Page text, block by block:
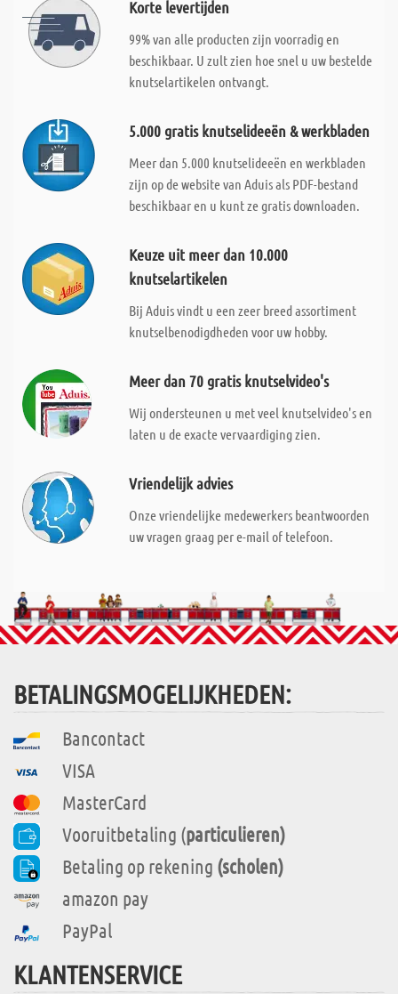
Korte levertijden
99% van alle producten zijn voorradig en
beschikbaar. U zult zien hoe snel u uw bestelde
knutselartikelen ontvangt.
5.000 gratis knutselideeën & werkbladen
Meer dan 5.000 knutselideeën en werkbladen
zijn op de website van Aduis als PDF-bestand
beschikbaar en u kunt ze gratis downloaden.
Keuze uit meer dan 10.000
knutselartikelen
Bij Aduis vindt u een zeer breed assortiment
knutselbenodigdheden voor uw hobby.
Meer dan 70 gratis knutselvideo's
Wij ondersteunen u met veel knutselvideo's en
laten u de exacte vervaardiging zien.
Vriendelijk advies
Onze vriendelijke medewerkers beantwoorden
uw vragen graag per e-mail of telefoon.
BETALINGSMOGELIJKHEDEN:
Bancontact
VISA
MasterCard
Vooruitbetaling (particulieren)
Betaling op rekening (scholen)
amazon pay
PayPal
KLANTENSERVICE